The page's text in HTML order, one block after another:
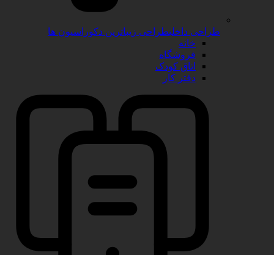
طراحی داخلیطراحی زیباترین دکوراسیون ها
خانه
فروشگاه
اتاق کودک
دفتر کار